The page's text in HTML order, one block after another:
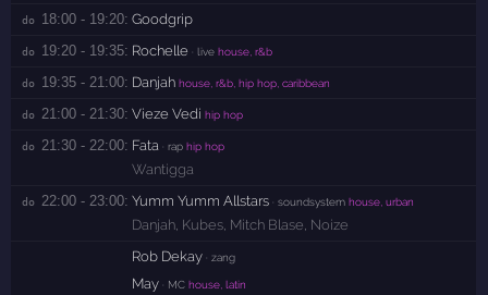
do 18:00 - 19:20: Goodgrip
do 19:20 - 19:35: Rochelle · live house, r&b
do 19:35 - 21:00: Danjah house, r&b, hip hop, caribbean
do 21:00 - 21:30: Vieze Vedi hip hop
do 21:30 - 22:00: Fata · rap hip hop
Wantigga
do 22:00 - 23:00: Yumm Yumm Allstars · soundsystem house, urban
Danjah, Kubes, Mitch Blase, Noize
Rob Dekay · zang
May · MC house, latin